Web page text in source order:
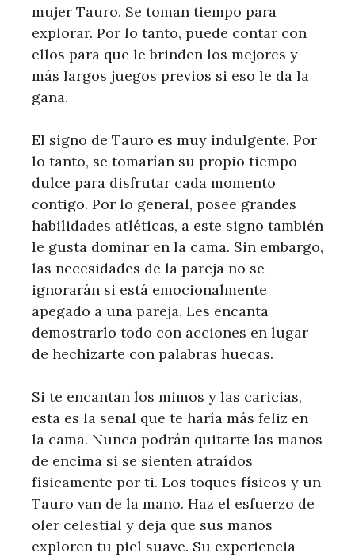
mujer Tauro. Se toman tiempo para
explorar. Por lo tanto, puede contar con
ellos para que le brinden los mejores y
más largos juegos previos si eso le da la
gana.
El signo de Tauro es muy indulgente. Por
lo tanto, se tomarían su propio tiempo
dulce para disfrutar cada momento
contigo. Por lo general, posee grandes
habilidades atléticas, a este signo también
le gusta dominar en la cama. Sin embargo,
las necesidades de la pareja no se
ignorarán si está emocionalmente
apegado a una pareja. Les encanta
demostrarlo todo con acciones en lugar
de hechizarte con palabras huecas.
Si te encantan los mimos y las caricias,
esta es la señal que te haría más feliz en
la cama. Nunca podrán quitarte las manos
de encima si se sienten atraídos
físicamente por ti. Los toques físicos y un
Tauro van de la mano. Haz el esfuerzo de
oler celestial y deja que sus manos
exploren tu piel suave. Su experiencia